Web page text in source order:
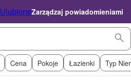
UlubioneZarządzaj powiadomieniami
Cena Pokoje Łazienki Typ